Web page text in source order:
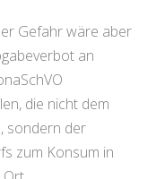
Gefahr wäre aber
an
die nicht dem
sondern der
zum Konsum in